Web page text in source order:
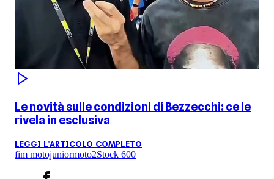
Le novità sulle condizioni di Bezzecchi: ce le
rivela in esclusiva
LEGGI L'ARTICOLO COMPLETO
fim motojuniormoto2Stock 600